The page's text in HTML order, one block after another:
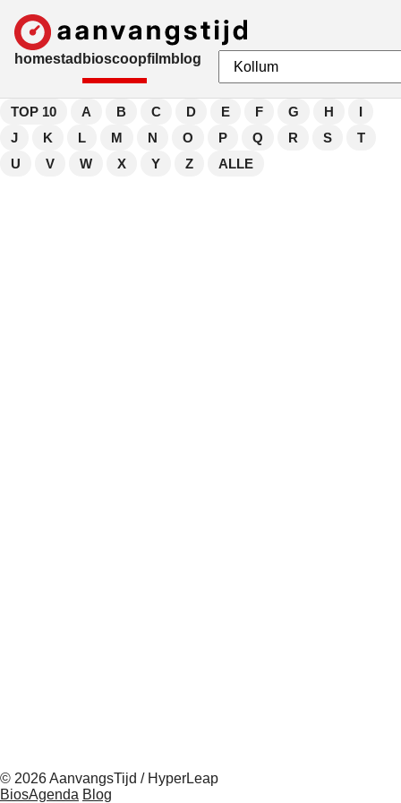
homestad bioscoopfilmblog
TOP 10 A B C D E F G H
I
J
K L M N O P Q R S
T
U
V W X Y Z ALLE
© 2026 AanvangsTijd / HyperLeap
BiosAgenda Blog